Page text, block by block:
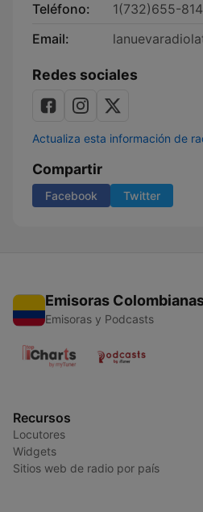
Teléfono:
1(732)655-
Email:
Redes sociales
Actualiza esta información de
Compartir
Facebook Twitter
Emisoras
Emisoras y Podcasts
Recursos
Locutores
Widgets
Sitios web de radio por país